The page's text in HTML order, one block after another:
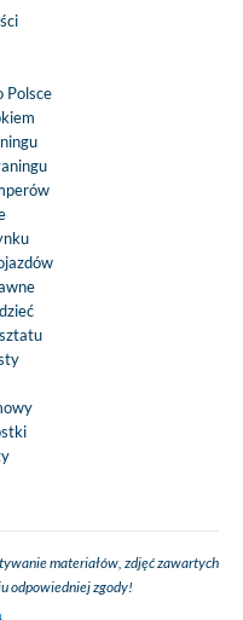
Polsce
materiałów, zdjęć zawartych
odpowiedniej zgody!